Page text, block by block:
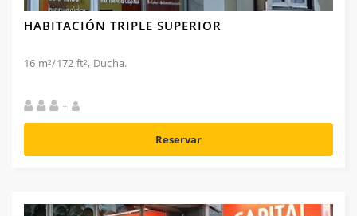
HABITACIÓN TRIPLE SUPERIOR
16 m²/172 ft², Ducha.
+
Reservar